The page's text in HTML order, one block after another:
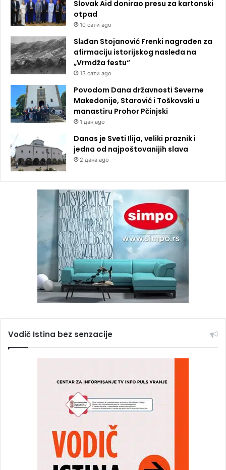
Slovak Aid donirao presu za kartonski
otpad
10 сати ago
Slаđan Stojanović Frenki nagrađen za
afirmaciju istorijskog nasleđa na
„Vrmdža festu“
13 сати ago
Povodom Dana državnosti Severne
Makedonije, Starović i Toškovski u
manastiru Prohor Pčinjski
1 дан ago
Danas je Sveti Ilija, veliki praznik i
jedna od najpoštovanijih slava
2 дана ago
Vodič Istina bez senzacije